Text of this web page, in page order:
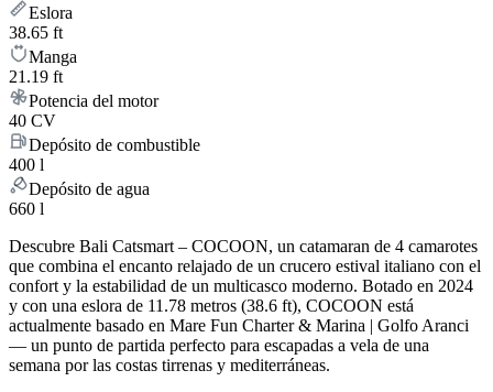
Eslora
38.65 ft
Manga
21.19 ft
Potencia del motor
40 CV
Depósito de combustible
400 l
Depósito de agua
660 l
Descubre Bali Catsmart – COCOON, un catamaran de 4 camarotes
que combina el encanto relajado de un crucero estival italiano con el
confort y la estabilidad de un multicasco moderno. Botado en 2024
y con una eslora de 11.78 metros (38.6 ft), COCOON está
actualmente basado en Mare Fun Charter & Marina | Golfo Aranci
— un punto de partida perfecto para escapadas a vela de una
semana por las costas tirrenas y mediterráneas.